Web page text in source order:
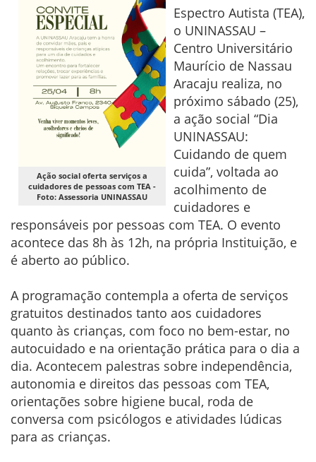
Ação social oferta serviços a
cuidadores de pessoas com TEA -
Foto: Assessoria UNINASSAU
Espectro Autista (TEA),
o UNINASSAU –
Centro Universitário
Maurício de Nassau
Aracaju realiza, no
próximo sábado (25),
a ação social “Dia
UNINASSAU:
Cuidando de quem
cuida”, voltada ao
acolhimento de
cuidadores e
responsáveis por pessoas com TEA. O evento
acontece das 8h às 12h, na própria Instituição, e
é aberto ao público.
A programação contempla a oferta de serviços
gratuitos destinados tanto aos cuidadores
quanto às crianças, com foco no bem-estar, no
autocuidado e na orientação prática para o dia a
dia. Acontecem palestras sobre independência,
autonomia e direitos das pessoas com TEA,
orientações sobre higiene bucal, roda de
conversa com psicólogos e atividades lúdicas
para as crianças.